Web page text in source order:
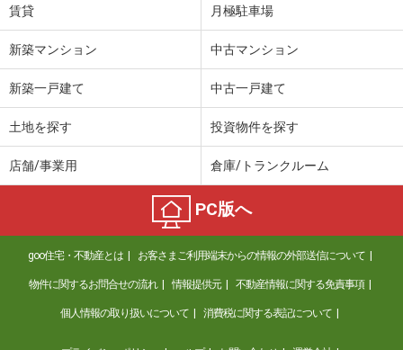
賃貸 月極駐車場
新築マンション 中古マンション
新築一戸建て 中古一戸建て
土地を探す 投資物件を探す
店舗/事業用 倉庫/トランクルーム
PC版へ
goo住宅・不動産とは お客さまご利用端末からの情報の外部送信について
物件に関するお問合せの流れ 情報提供元 不動産情報に関する免責事項
個人情報の取り扱いについて 消費税に関する表記について